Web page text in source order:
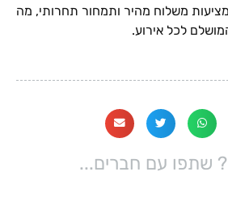
מציעות משלוח מהיר ותמחור תחרותי, מה
לכל אירוע.
שתפו עם חברים...